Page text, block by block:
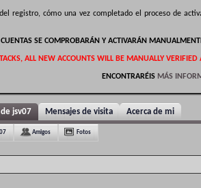
registro, cómo una vez completado el proceso de
SE COMPROBARÁN Y ACTIVARÁN
ALL NEW ACCOUNTS WILL BE MANUALLY
ENCONTRARÉIS MÁS
jsv07 Mensajes de visita Acerca de mi
Amigos Fotos